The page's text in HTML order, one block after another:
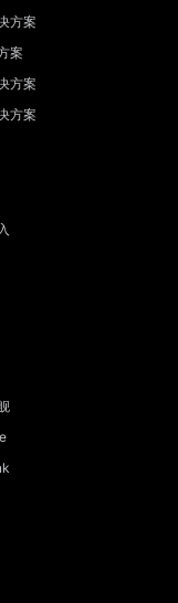
方案
案
方案
方案